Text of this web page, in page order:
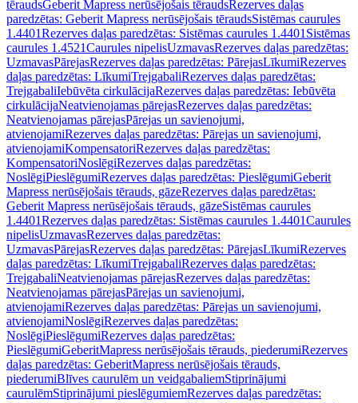
tēraudsGeberit Mapress nerūsējošais tēraudsRezerves daļas
paredzētas: Geberit Mapress nerūsējošais tēraudsSistēmas caurules
1.4401Rezerves daļas paredzētas: Sistēmas caurules 1.4401 Sistēmas
caurules 1.4521Caurules nipelisUzmavasRezerves daļas paredzētas:
UzmavasPārejasRezerves daļas paredzētas: PārejasLīkumiRezerves
daļas paredzētas: LīkumiTrejgabaliRezerves daļas paredzētas:
TrejgabaliIebūvēta cirkulācijaRezerves daļas paredzētas: Iebūvēta
cirkulācijaNeatvienojamas pārejasRezerves daļas paredzētas:
Neatvienojamas pārejasPārejas un savienojumi,
atvienojamiRezerves daļas paredzētas: Pārejas un savienojumi,
atvienojamiKompensatoriRezerves daļas paredzētas:
KompensatoriNoslēgiRezerves daļas paredzētas:
NoslēgiPieslēgumiRezerves daļas paredzētas: PieslēgumiGeberit
Mapress nerūsējošais tērauds, gāzeRezerves daļas paredzētas:
Geberit Mapress nerūsējošais tērauds, gāzeSistēmas caurules
1.4401Rezerves daļas paredzētas: Sistēmas caurules 1.4401Caurules
nipelisUzmavasRezerves daļas paredzētas:
UzmavasPārejasRezerves daļas paredzētas: PārejasLīkumiRezerves
daļas paredzētas: LīkumiTrejgabaliRezerves daļas paredzētas:
TrejgabaliNeatvienojamas pārejasRezerves daļas paredzētas:
Neatvienojamas pārejasPārejas un savienojumi,
atvienojamiRezerves daļas paredzētas: Pārejas un savienojumi,
atvienojamiNoslēgiRezerves daļas paredzētas:
NoslēgiPieslēgumiRezerves daļas paredzētas:
PieslēgumiGeberitMapress nerūsējošais tērauds, piederumiRezerves
daļas paredzētas: GeberitMapress nerūsējošais tērauds,
piederumiBlīves caurulēm un veidgabaliemStiprinājumi
caurulēmStiprinājumi pieslēgumiemRezerves daļas paredzētas: